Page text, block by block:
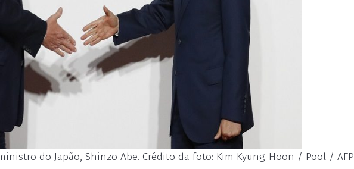
do Japão, Shinzo Abe. Crédito da foto: Kim Kyung-Hoon / Pool / AFP